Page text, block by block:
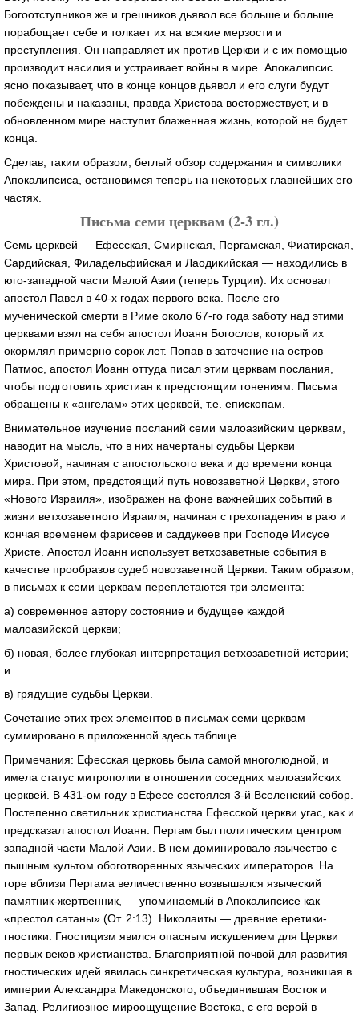
Богоотступников же и грешников дьявол все больше и больше
порабощает себе и толкает их на всякие мерзости и
преступления. Он направляет их против Церкви и с их помощью
производит насилия и устраивает войны в мире. Апокалипсис
ясно показывает, что в конце концов дьявол и его слуги будут
побеждены и наказаны, правда Христова восторжествует, и в
обновленном мире наступит блаженная жизнь, которой не будет
конца.
Сделав, таким образом, беглый обзор содержания и символики
Апокалипсиса, остановимся теперь на некоторых главнейших его
частях.
Письма семи церквам (2-3 гл.)
Семь церквей — Ефесская, Смирнская, Пергамская, Фиатирская,
Сардийская, Филадельфийская и Лаодикийская — находились в
юго-западной части Малой Азии (теперь Турции). Их основал
апостол Павел в 40-х годах первого века. После его
мученической смерти в Риме около 67-го года заботу над этими
церквами взял на себя апостол Иоанн Богослов, который их
окормлял примерно сорок лет. Попав в заточение на остров
Патмос, апостол Иоанн оттуда писал этим церквам послания,
чтобы подготовить христиан к предстоящим гонениям. Письма
обращены к «ангелам» этих церквей, т.е. епископам.
Внимательное изучение посланий семи малоазийским церквам,
наводит на мысль, что в них начертаны судьбы Церкви
Христовой, начиная с апостольского века и до времени конца
мира. При этом, предстоящий путь новозаветной Церкви, этого
«Нового Израиля», изображен на фоне важнейших событий в
жизни ветхозаветного Израиля, начиная с грехопадения в раю и
кончая временем фарисеев и саддукеев при Господе Иисусе
Христе. Апостол Иоанн использует ветхозаветные события в
качестве прообразов судеб новозаветной Церкви. Таким образом,
в письмах к семи церквам переплетаются три элемента:
а) современное автору состояние и будущее каждой
малоазийской церкви;
б) новая, более глубокая интерпретация ветхозаветной истории;
и
в) грядущие судьбы Церкви.
Сочетание этих трех элементов в письмах семи церквам
суммировано в приложенной здесь таблице.
Примечания: Ефесская церковь была самой многолюдной, и
имела статус митрополии в отношении соседних малоазийских
церквей. В 431-ом году в Ефесе состоялся 3-й Вселенский собор.
Постепенно светильник христианства Ефесской церкви угас, как и
предсказал апостол Иоанн. Пергам был политическим центром
западной части Малой Азии. В нем доминировало язычество с
пышным культом обоготворенных языческих императоров. На
горе вблизи Пергама величественно возвышался языческий
памятник-жертвенник, — упоминаемый в Апокалипсисе как
«престол сатаны» (От. 2:13). Николаиты — древние еретики-
гностики. Гностицизм явился опасным искушением для Церкви
первых веков христианства. Благоприятной почвой для развития
гностических идей явилась синкретическая культура, возникшая в
империи Александра Македонского, объединившая Восток и
Запад. Религиозное мироощущение Востока, с его верой в